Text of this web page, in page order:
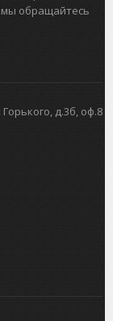
обращайтесь
д.3б, оф.8